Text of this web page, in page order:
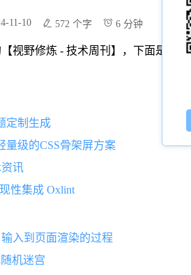
11-10 572 个字 6 分钟
视野修炼 - 技术周刊】，下面是本期
定制生成
量级的CSS骨架屏方案
讯
性集成 Oxlint
入到页面渲染的过程
机迷宫